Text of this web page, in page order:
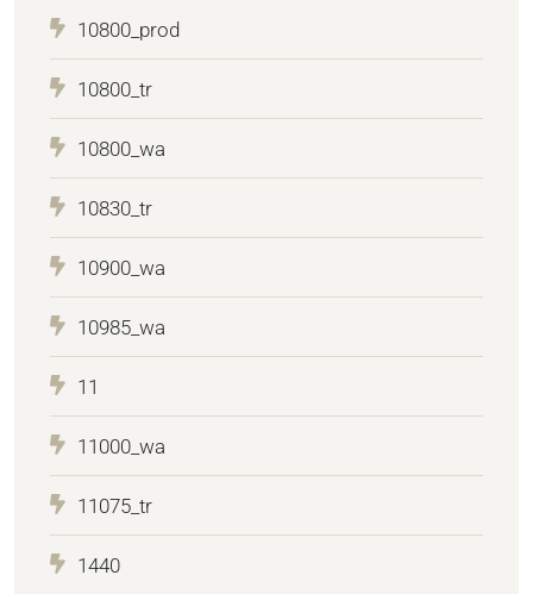
10800_prod
10800_tr
10800_wa
10830_tr
10900_wa
10985_wa
11
11000_wa
11075_tr
1440